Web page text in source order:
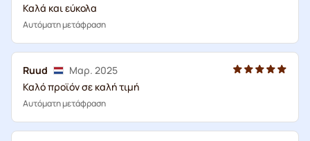
Καλά και εύκολα
Αυτόματη μετάφραση
Ruud
Μαρ. 2025
Καλό προϊόν σε καλή τιμή
Αυτόματη μετάφραση